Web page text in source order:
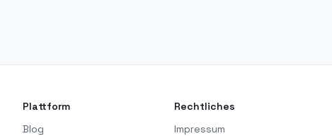
Plattform
Blog
Rechtliches
Impressum